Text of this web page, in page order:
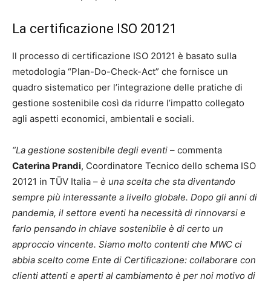
La certificazione ISO 20121
Il processo di certificazione ISO 20121 è basato sulla
metodologia “Plan-Do-Check-Act” che fornisce un
quadro sistematico per l’integrazione delle pratiche di
gestione sostenibile così da ridurre l’impatto collegato
agli aspetti economici, ambientali e sociali.
“La gestione sostenibile degli eventi – commenta
Caterina Prandi, Coordinatore Tecnico dello schema ISO
20121 in TÜV Italia – è una scelta che sta diventando
sempre più interessante a livello globale. Dopo gli anni di
pandemia, il settore eventi ha necessità di rinnovarsi e
farlo pensando in chiave sostenibile è di certo un
approccio vincente. Siamo molto contenti che MWC ci
abbia scelto come Ente di Certificazione: collaborare con
clienti attenti e aperti al cambiamento è per noi motivo di